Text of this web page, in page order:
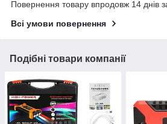
Повернення товару впродовж 14 днів
Всі умови повернення
Подібні товари компанії